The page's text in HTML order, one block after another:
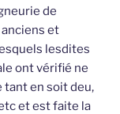
de
et
lesdites
ont vérifié ne
tant en soit deu,
et est faite la